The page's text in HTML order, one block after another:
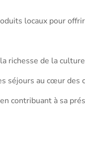
locaux pour
richesse de la
séjours au cœur des
contribuant à sa